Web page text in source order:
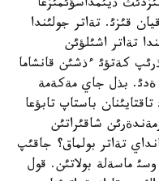
ذيئمداسؤئمئزعا
قئزئ. تةاتر جولئندا
تةاتر اشئلؤئن
كةتؤئ ءذشئن قانشاما
بذل جاي مةكةمة
باستاپ تابؤعا
شاقئراتئن
تةاتر بولماق؟ جاقئپ
ماسةلة بولاتئن. قول